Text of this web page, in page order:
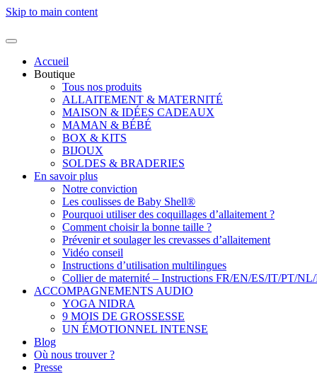
Skip to main content
Accueil
Boutique
Tous nos produits
ALLAITEMENT & MATERNITÉ
MAISON & IDÉES CADEAUX
MAMAN & BÉBÉ
BOX & KITS
BIJOUX
SOLDES & BRADERIES
En savoir plus
Notre conviction
Les coulisses de Baby Shell®
Pourquoi utiliser des coquillages d’allaitement ?
Comment choisir la bonne taille ?
Prévenir et soulager les crevasses d’allaitement
Vidéo conseil
Instructions d’utilisation multilingues
Collier de maternité – Instructions FR/EN/ES/IT/PT/
ACCOMPAGNEMENTS AUDIO
YOGA NIDRA
9 MOIS DE GROSSESSE
UN ÉMOTIONNEL INTENSE
Blog
Où nous trouver ?
Presse